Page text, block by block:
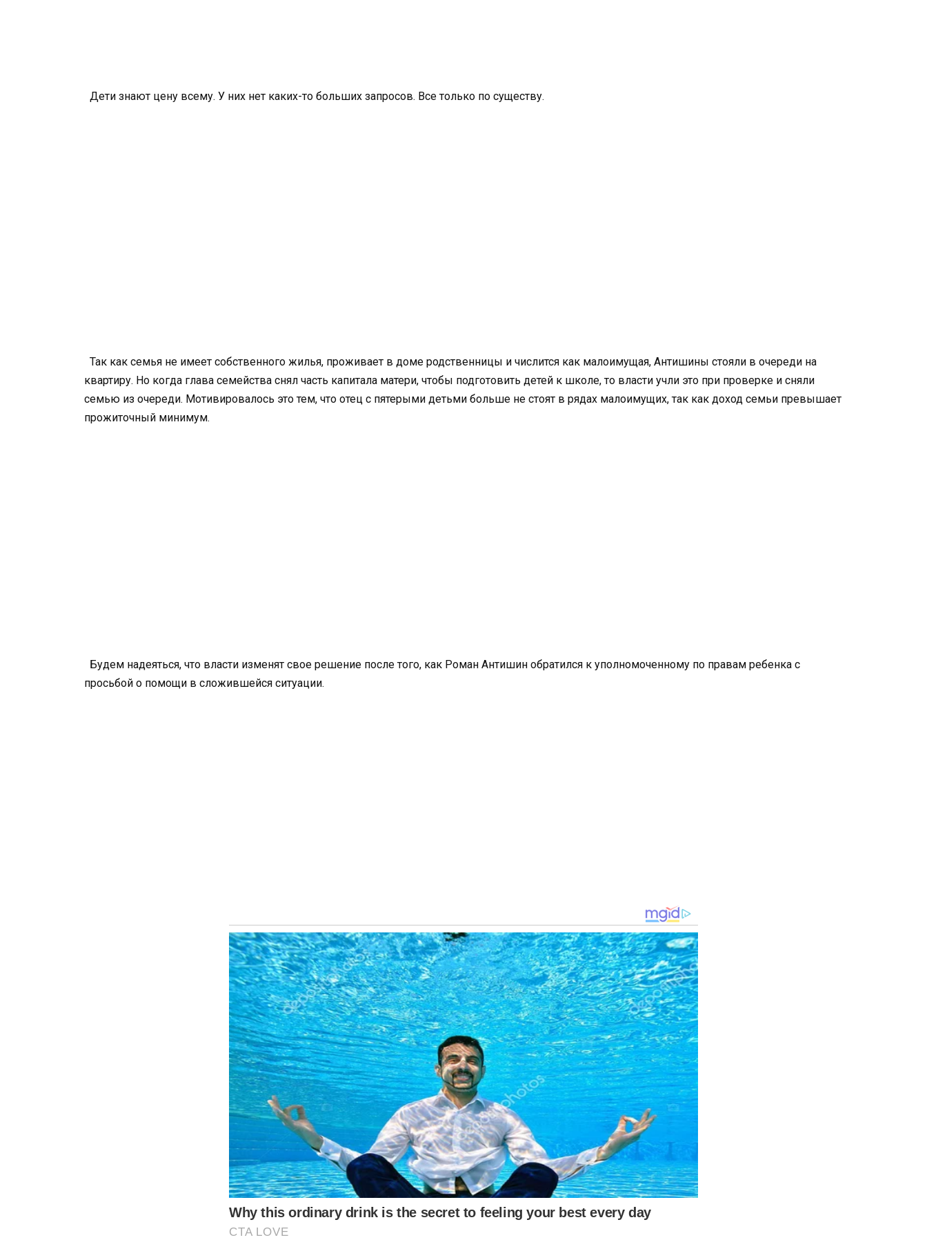
Дети знают цену всему. У них нет каких-то больших запросов. Все только по существу.
Так как семья не имеет собственного жилья, проживает в доме родственницы и числится как малоимущая, Антишины стояли в очереди на
квартиру. Но когда глава семейства снял часть капитала матери, чтобы подготовить детей к школе, то власти учли это при проверке и сняли
семью из очереди. Мотивировалось это тем, что отец с пятерыми детьми больше не стоят в рядах малоимущих, так как доход семьи превышает
прожиточный минимум.
Будем надеяться, что власти изменят свое решение после того, как Роман Антишин обратился к уполномоченному по правам ребенка с
просьбой о помощи в сложившейся ситуации.